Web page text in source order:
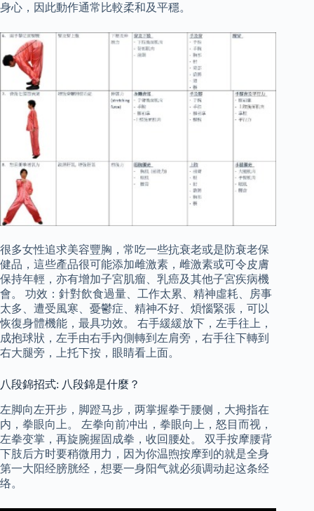
身心，因此動作通常比較柔和及平穩。
很多女性追求美容豐胸，常吃一些抗衰老或是防衰老保
健品，這些產品很可能添加雌激素，雌激素或可令皮膚
保持年輕，亦有增加子宮肌瘤、乳癌及其他子宮疾病機
會。 功效：針對飲食過量、工作太累、精神虛耗、房事
太多、遭受風寒、憂鬱症、精神不好、煩惱緊張，可以
恢復身體機能，最具功效。 右手緩緩放下，左手往上，
成抱球狀，左手由右手內側轉到左肩旁，右手往下轉到
右大腿旁，上托下按，眼睛看上面。
八段錦招式: 八段錦是什麼？
左脚向左开步，脚蹬马步，两掌握拳于腰侧，大拇指在
内，拳眼向上。 左拳向前冲出，拳眼向上，怒目而视，
左拳变掌，再旋腕握固成拳，收回腰处。 双手按摩腰背
下肢后方时要稍微用力，因为你温煦按摩到的就是全身
第一大阳经膀胱经，想要一身阳气就必须调动起这条经
络。